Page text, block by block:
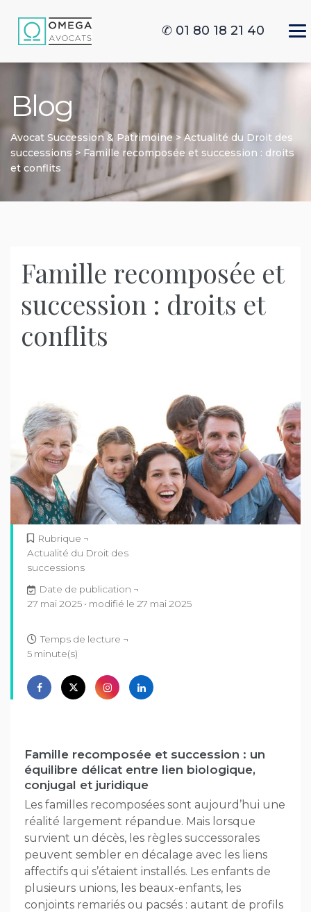
✆ 01 80 18 21 40
Blog
Avocat Succession & Patrimoine> Actualité du Droit des
successions > Famille recomposée et succession : droits
et conflits
Famille recomposée et
succession : droits et
conflits
Rubrique ¬
Actualité du Droit des
successions
Date de publication ¬
27 mai 2025 • modifié le 27 mai 2025
Temps de lecture ¬
5 minute(s)
Famille recomposée et succession : un
équilibre délicat entre lien biologique,
conjugal et juridique
Les familles recomposées sont aujourd’hui une
réalité largement répandue. Mais lorsque
survient un décès, les règles successorales
peuvent sembler en décalage avec les liens
affectifs qui s’étaient installés. Les enfants de
plusieurs unions, les beaux-enfants, les
conjoints remariés ou pacsés : autant de profils